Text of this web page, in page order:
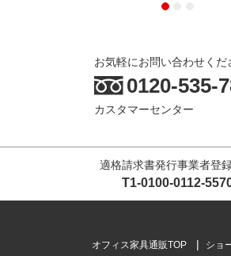
お気軽にお問い合わせくだ
0120-535-
カスタマーセンター
適格請求書発行事業者登
T1-0100-0112-
オフィス家具通販TOP ショ